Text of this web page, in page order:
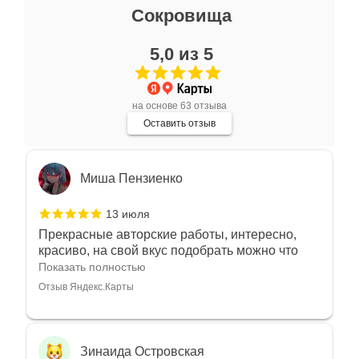
Сокровища
5,0 из 5
на основе 63 отзыва
Оставить отзыв
Очень большой выбор украшений! Каждое -
индивидуально и завораживает своей
красотой! Трудно не купить всё! Спасибо!
Отзыв Яндекс.Карты
Миша Пензиенко
13 июля
Прекрасные авторские работы, интересно,
красиво, на свой вкус подобрать можно что
угодно
Показать полностью
Отзыв Яндекс.Карты
Зинаида Островская